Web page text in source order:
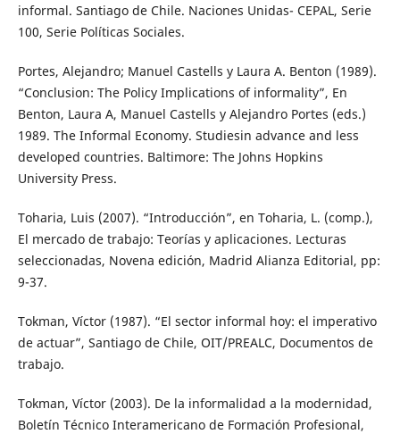
informal. Santiago de Chile. Naciones Unidas- CEPAL, Serie
100, Serie Políticas Sociales.
Portes, Alejandro; Manuel Castells y Laura A. Benton (1989).
“Conclusion: The Policy Implications of informality”, En
Benton, Laura A, Manuel Castells y Alejandro Portes (eds.)
1989. The Informal Economy. Studiesin advance and less
developed countries. Baltimore: The Johns Hopkins
University Press.
Toharia, Luis (2007). “Introducción”, en Toharia, L. (comp.),
El mercado de trabajo: Teorías y aplicaciones. Lecturas
seleccionadas, Novena edición, Madrid Alianza Editorial, pp:
9-37.
Tokman, Víctor (1987). “El sector informal hoy: el imperativo
de actuar”, Santiago de Chile, OIT/PREALC, Documentos de
trabajo.
Tokman, Víctor (2003). De la informalidad a la modernidad,
Boletín Técnico Interamericano de Formación Profesional,